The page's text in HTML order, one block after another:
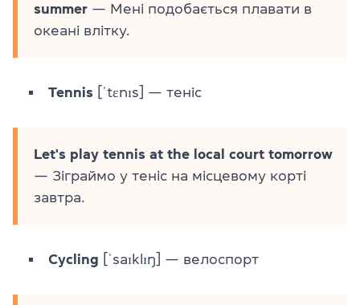
summer — Мені подобається плавати в
океані влітку.
Tennis [ˈtɛnɪs] — теніс
Let's play tennis at the local court tomorrow
— Зіграймо у теніс на місцевому корті
завтра.
Cycling [ˈsaɪklɪŋ] — велоспорт